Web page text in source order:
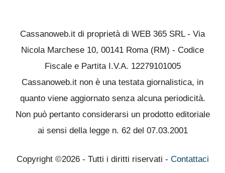
Cassanoweb.it di proprietà di WEB 365 SRL - Via
Nicola Marchese 10, 00141 Roma (RM) - Codice
Fiscale e Partita I.V.A. 12279101005
Cassanoweb.it non è una testata giornalistica, in
quanto viene aggiornato senza alcuna periodicità.
Non può pertanto considerarsi un prodotto editoriale
ai sensi della legge n. 62 del 07.03.2001
Copyright ©2026 - Tutti i diritti riservati - Contattaci